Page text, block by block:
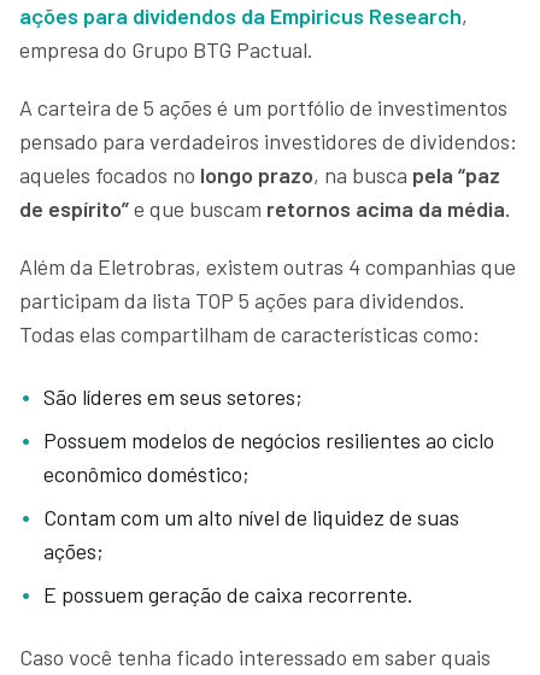
ações para dividendos da Empiricus Research,
empresa do Grupo BTG Pactual.
A carteira de 5 ações é um portfólio de investimentos
pensado para verdadeiros investidores de dividendos:
aqueles focados no longo prazo, na busca pela “paz
de espírito”e que buscam retornos acima da média.
Além da Eletrobras, existem outras 4 companhias que
participam da lista TOP 5 ações para dividendos.
Todas elas compartilham de características como:
São líderes em seus setores;
Possuem modelos de negócios resilientes ao ciclo
econômico doméstico;
Contam com um alto nível de liquidez de suas
ações;
E possuem geração de caixa recorrente.
Caso você tenha ficado interessado em saber quais